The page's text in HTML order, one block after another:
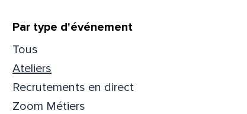
Filtrer
Par type d'événement
Tous
Ateliers
Recrutements en direct
Zoom Métiers